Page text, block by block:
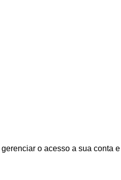
o acesso a sua conta